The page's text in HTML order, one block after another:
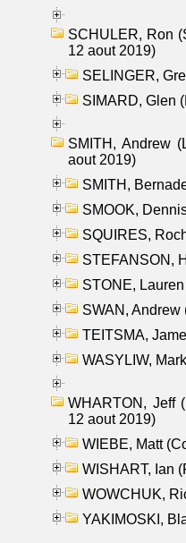
SCHULER, Ron
12 aout 2019)
SELINGER,
SIMARD, Glen
SMITH, Andrew
aout 2019)
SMITH,
SMOOK,
SQUIRES,
STEFANSON,
STONE,
SWAN, Andrew
TEITSMA,
WASYLIW,
WHARTON, Jeff
12 aout 2019)
WIEBE, Matt
WISHART, Ian
WOWCHUK,
YAKIMOSKI,